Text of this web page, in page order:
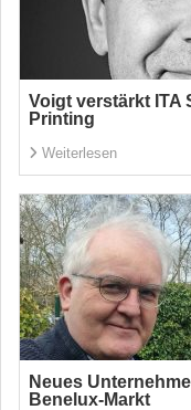
Voigt verstärkt ITA
Printing
Weiterlesen
Neues
Benelux-Markt